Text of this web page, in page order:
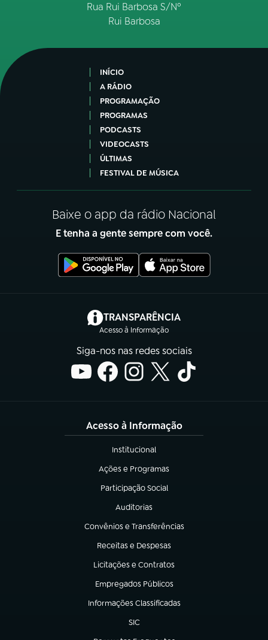
Rua Rui Barbosa S/Nº
Rui Barbosa
INÍCIO
A RÁDIO
PROGRAMAÇÃO
PROGRAMAS
PODCASTS
VIDEOCASTS
ÚLTIMAS
FESTIVAL DE MÚSICA
Baixe o app da rádio Nacional
E tenha a gente sempre com você.
TRANSPARÊNCIA
Acesso à Informação
(abre em nova aba)
Siga-nos nas redes sociais
Acesso à Informação
Institucional
(abre em nova aba)
Ações e Programas
(abre em nova aba)
Participação Social
(abre em nova aba)
Auditorias
(abre em nova aba)
Convênios e Transferências
(abre em nova aba)
Receitas e Despesas
(abre em nova aba)
Licitações e Contratos
(abre em nova aba)
Empregados Públicos
(abre em nova aba)
Informações Classificadas
(abre em nova aba)
SIC
(abre em nova aba)